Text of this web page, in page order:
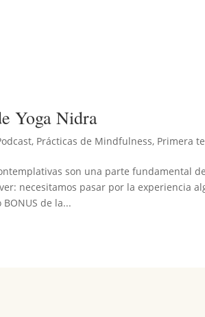
Yoga Nidra
, Prácticas de Mindfulness, Primera
son una parte fundamental
necesitamos pasar por la experiencia
de la...